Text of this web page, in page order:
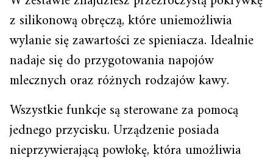
z silikonową obręczą, które uniemożliwia
wylanie się zawartości ze spieniacza. Idealnie
nadaje się do przygotowania napojów
mlecznych oraz różnych rodzajów kawy.
Wszystkie funkcje są sterowane za pomocą
jednego przycisku. Urządzenie posiada
nieprzywierającą powłokę, która umożliwia